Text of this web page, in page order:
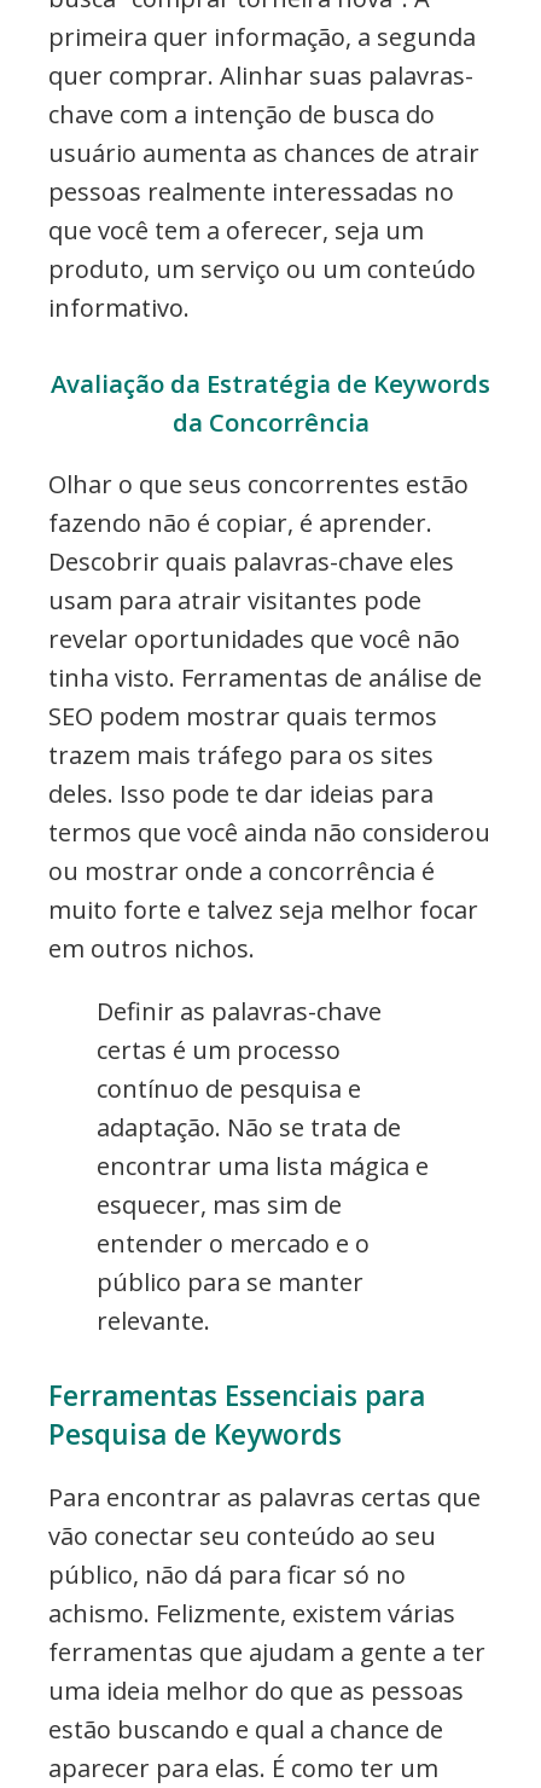
primeira quer informação, a segunda
quer comprar. Alinhar suas palavras-
chave com a intenção de busca do
usuário aumenta as chances de atrair
pessoas realmente interessadas no
que você tem a oferecer, seja um
produto, um serviço ou um conteúdo
informativo.
Avaliação da Estratégia de Keywords
da Concorrência
Olhar o que seus concorrentes estão
fazendo não é copiar, é aprender.
Descobrir quais palavras-chave eles
usam para atrair visitantes pode
revelar oportunidades que você não
tinha visto. Ferramentas de análise de
SEO podem mostrar quais termos
trazem mais tráfego para os sites
deles. Isso pode te dar ideias para
termos que você ainda não considerou
ou mostrar onde a concorrência é
muito forte e talvez seja melhor focar
em outros nichos.
Definir as palavras-chave
certas é um processo
contínuo de pesquisa e
adaptação. Não se trata de
encontrar uma lista mágica e
esquecer, mas sim de
entender o mercado e o
público para se manter
relevante.
Ferramentas Essenciais para
Pesquisa de Keywords
Para encontrar as palavras certas que
vão conectar seu conteúdo ao seu
público, não dá para ficar só no
achismo. Felizmente, existem várias
ferramentas que ajudam a gente a ter
uma ideia melhor do que as pessoas
estão buscando e qual a chance de
aparecer para elas. É como ter um